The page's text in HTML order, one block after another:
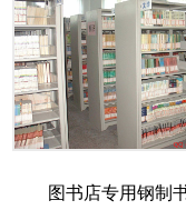
图书店专用钢制